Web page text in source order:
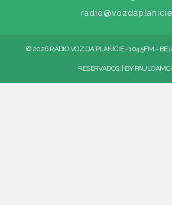
© 2026 RÁDIO VOZ DA PLANÍCIE - 104.5FM -
RESERVADOS. | BY